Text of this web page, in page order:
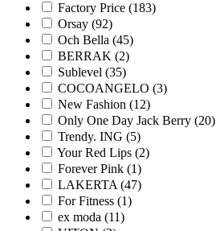
Factory Price (183)
Orsay (92)
Och Bella (45)
BERRAK (2)
Sublevel (35)
COCOANGELO (3)
New Fashion (12)
Only One Day Jack Berry (20)
Trendy. ING (5)
Your Red Lips (2)
Forever Pink (1)
LAKERTA (47)
For Fitness (1)
ex moda (11)